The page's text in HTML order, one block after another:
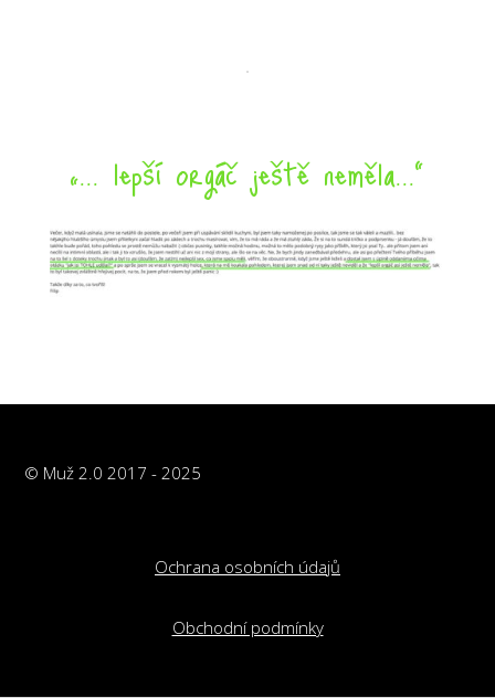
„... lepší orgáč ještě neměla...“
© Muž 2.0 2017 - 2025
Ochrana osobních údajů
Obchodní podmínky